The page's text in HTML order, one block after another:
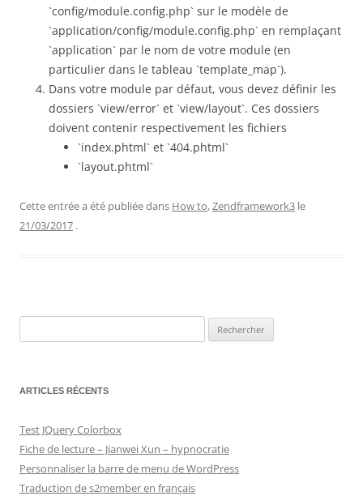
`config/module.config.php` sur le modèle de
`application/config/module.config.php` en remplaçant
`application` par le nom de votre module (en
particulier dans le tableau `template_map`).
Dans votre module par défaut, vous devez définir les
dossiers `view/error` et `view/layout`. Ces dossiers
doivent contenir respectivement les fichiers
`index.phtml` et `404.phtml`
`layout.phtml`
Cette entrée a été publiée dans How to,Zendframework3 le
21/03/2017 .
ARTICLES RÉCENTS
Test JQuery Colorbox
Fiche de lecture – Jianwei Xun – hypnocratie
Personnaliser la barre de menu de WordPress
Traduction de s2member en français